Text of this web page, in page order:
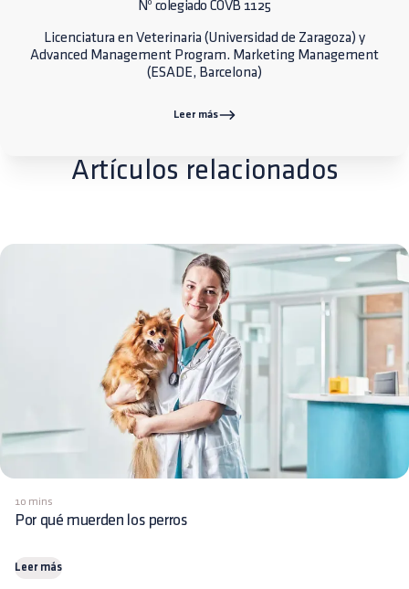
Nº colegiado COVB 1125
Licenciatura en Veterinaria (Universidad de Zaragoza) y
Advanced Management Program. Marketing Management
(ESADE, Barcelona)
Leer más
Artículos relacionados
10 mins
Por qué muerden los perros
Leer más